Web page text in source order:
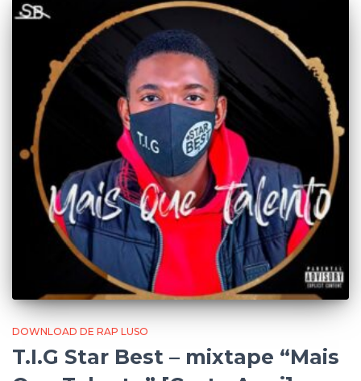
DOWNLOAD DE RAP LUSO
T.I.G Star Best – mixtape “Mais